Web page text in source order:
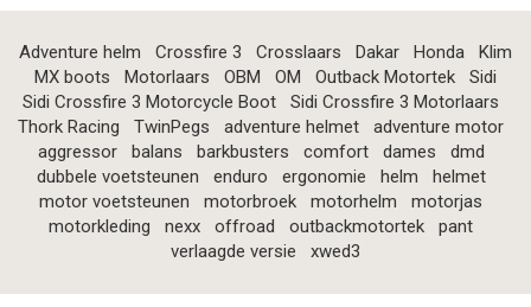
Adventure helm Crossfire 3 Crosslaars Dakar Honda
Klim
MX boots
Motorlaars OBM OM Outback Motortek
Sidi
Sidi Crossfire 3 Motorcycle Boot
Sidi Crossfire 3 Motorlaars
Thork Racing
TwinPegs adventure helmet
adventure motor
aggressor
balans barkbusters comfort dames
dmd
dubbele voetsteunen
enduro ergonomie helm
helmet
motor voetsteunen
motorbroek motorhelm
motorjas
motorkleding
nexx offroad outbackmotortek
pant
verlaagde versie
xwed3